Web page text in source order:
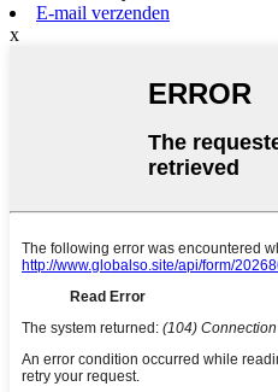
E-mail verzenden
x